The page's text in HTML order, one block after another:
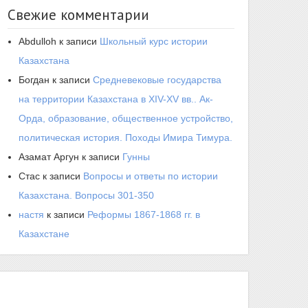
Свежие комментарии
Abdulloh к записи Школьный курс истории
Казахстана
Богдан к записи Средневековые государства
на территории Казахстана в XIV-XV вв.. Ак-
Орда, образование, общественное устройство,
политическая история. Походы Имира Тимура.
Азамат Аргун к записи Гунны
Стас к записи Вопросы и ответы по истории
Казахстана. Вопросы 301-350
настя к записи Реформы 1867-1868 гг. в
Казахстане